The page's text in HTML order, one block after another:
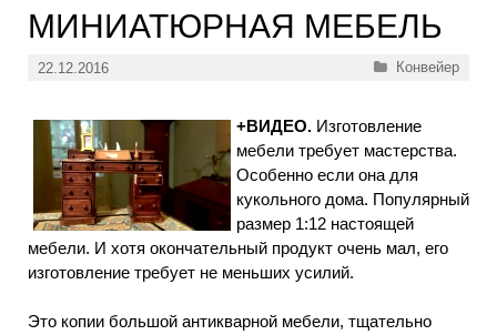
МИНИАТЮРНАЯ МЕБЕЛЬ
22.12.2016 Рубрики
Конвейер
+ВИДЕО. Изготовление
мебели требует мастерства.
Особенно если она для
кукольного дома. Популярный
размер 1:12 настоящей
мебели. И хотя окончательный продукт очень мал, его
изготовление требует не меньших усилий.
Это копии большой антикварной мебели, тщательно